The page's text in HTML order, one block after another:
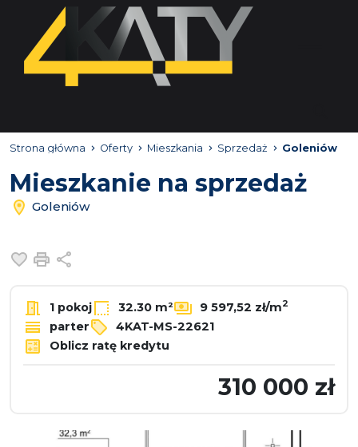
Strona główna Oferty Mieszkania Sprzedaż Goleniów
Mieszkanie na sprzedaż
Goleniów
Dodaj do ulubionych
Drukuj
1 pokoj 32.30 m² 9 597,52 zł/m2
parter
4KAT-MS-22621
Oblicz ratę kredytu
310 000 zł